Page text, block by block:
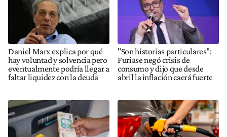
Daniel Marx explica por qué
hay voluntad y solvencia pero
eventualmente podría llegar a
faltar liquidez con la deuda
"Son historias particulares":
Furiase negó crisis de
consumo y dijo que desde
abril la inflación caerá fuerte